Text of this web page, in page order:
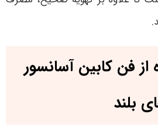
از فن کابین آسانسور
بلند